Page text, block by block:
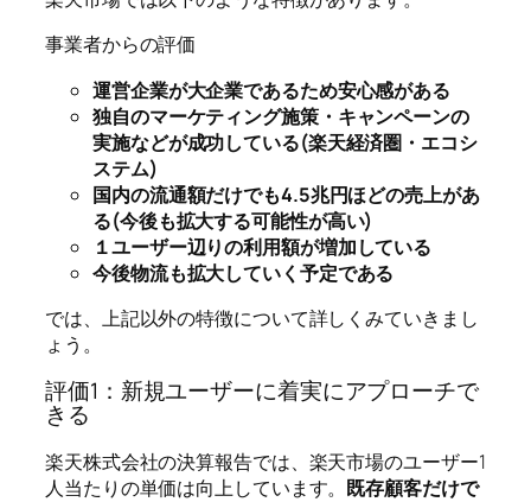
事業者からの評価
運営企業が大企業であるため安心感がある
独自のマーケティング施策・キャンペーンの
実施などが成功している(楽天経済圏・エコシ
ステム)
国内の流通額だけでも4.5兆円ほどの売上があ
る(今後も拡大する可能性が高い)
１ユーザー辺りの利用額が増加している
今後物流も拡大していく予定である
では、上記以外の特徴について詳しくみていきまし
ょう。
評価1：新規ユーザーに着実にアプローチで
きる
楽天株式会社の決算報告では、楽天市場のユーザー1
人当たりの単価は向上しています。 既存顧客だけで